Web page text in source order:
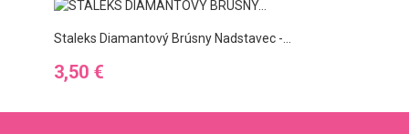
Staleks Diamantový Brúsny Nadstavec -...
Ár
3,50 €